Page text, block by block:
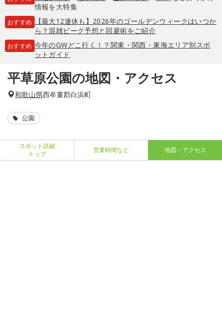
情報を大特集
おすすめ
【最大12連休も】2026年のゴールデンウィークはいつか
ら？混雑ピーク予想と回避術をご紹介
おすすめ 今年のGWどこ行く！？関東・関西・東海エリア別スポ
ットガイド
平草原公園の地図・アクセス
和歌山県西牟婁郡白浜町
公園
スポット詳細
トップ
営業時間など 地図・アクセス